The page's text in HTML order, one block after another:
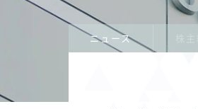
ニュース 株